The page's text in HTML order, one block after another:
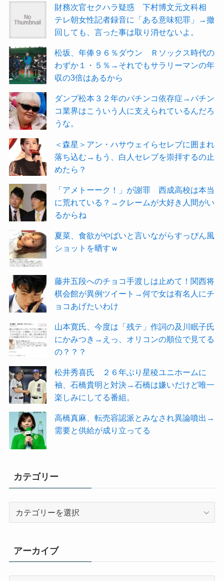
財務次官セクハラ疑惑 下村博文元文科相
テレ朝女性記者録音に「ある意味犯罪」→撤
回しても、言った事は取り消せないよ。
松坂、年俸９６％ダウン Ｒソックス時代の
わずか１・５％→それでもサラリーマンの年
収の3倍はあるから
ダンプ松本３２年のパチンコ依存症→パチン
コ業界はこういう人に支えられているんだろ
うな。
＜森星＞アン・ハサウェイらセレブに囲まれ
落ち込む→もう、白人セレブを崇拝するの止
めたら？
「アメトーーク！」が謝罪 西成高校は本当
に荒れている？→クレームが大好き人間がい
るからね
夏菜、食欲がやばいと言いながらすっぴん風
ショットを晒すｗ
藤井五段へのチョコ手渡しは止めて！関西将
棋会館が異例ツイート→何で女は有名人にチ
ョコあげたいわけ
山本寛氏、今度は「残テ」作詞の及川眠子氏
にかみつき→えっ、オリコンの順位で見てる
の？？？
松井秀喜氏 ２６年ぶり星稜ユニホームに
袖、石橋貴明と対決→石橋は嫌いだけど唯一
楽しみにしてる番組。
高橋真麻、転売容認派とみなされ異論噴出→
需要と供給が成り立ってる
カテゴリー
ー
アーカイブ